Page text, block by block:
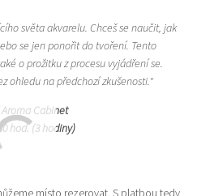
světa akvarelu. Chceš se naučit, jak
se jen ponořit do tvoření. Tento
o prožitku z procesu vyjádření se.
ohledu na předchozí zkušenosti."
Cabinet
hod. (3 hodiny)
místo rezerovat. S platbou tedy